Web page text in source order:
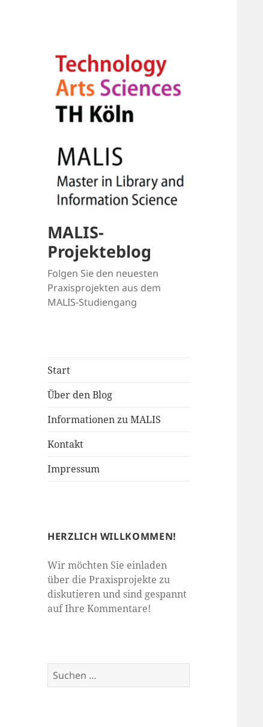
MALIS-
Projekteblog
Folgen Sie den neuesten
Praxisprojekten aus dem
MALIS-Studiengang
Start
Über den Blog
Informationen zu MALIS
Kontakt
Impressum
HERZLICH WILLKOMMEN!
Wir möchten Sie einladen
über die Praxisprojekte zu
diskutieren und sind gespannt
auf Ihre Kommentare!
Suchen
nach: